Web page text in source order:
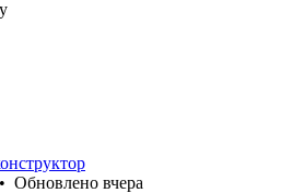
• Обновлено вчера